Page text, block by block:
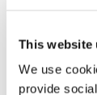
This website
We use
provide
€ 6,99